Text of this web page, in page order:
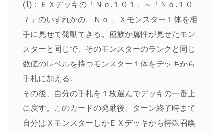
(1)：ＥＸデッキの「Ｎｏ.１０１」～「Ｎｏ.１０
７」のいずれかの「Ｎｏ.」Ｘモンスター１体を相
手に見せて発動できる。種族か属性が見せたモン
スターと同じで、そのモンスターのランクと同じ
数値のレベルを持つモンスター１体をデッキから
手札に加える。
その後、自分の手札を１枚選んでデッキの一番上
に戻す。このカードの発動後、ターン終了時まで
自分はＸモンスターしかＥＸデッキから特殊召喚